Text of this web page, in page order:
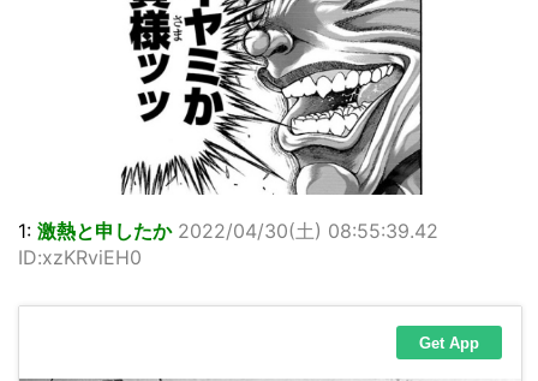
1: 激熱と申したか 2022/04/30(土) 08:55:39.42
ID:xzKRviEH0